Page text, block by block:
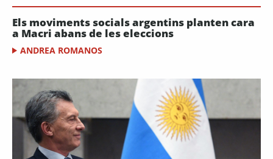
Els moviments socials argentins planten cara
a Macri abans de les eleccions
ANDREA ROMANOS